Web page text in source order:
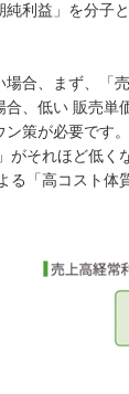
利益」を分子
場合、まず、「
合、低い 販売
策が必要です。
それほど低く
る「高コスト